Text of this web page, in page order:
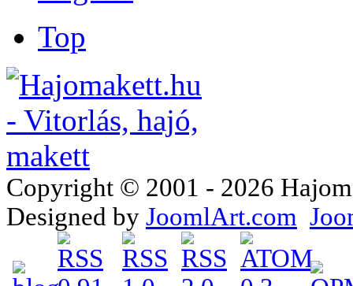
Top
Copyright © 2001 - 2026
Designed by JoomlArt.com